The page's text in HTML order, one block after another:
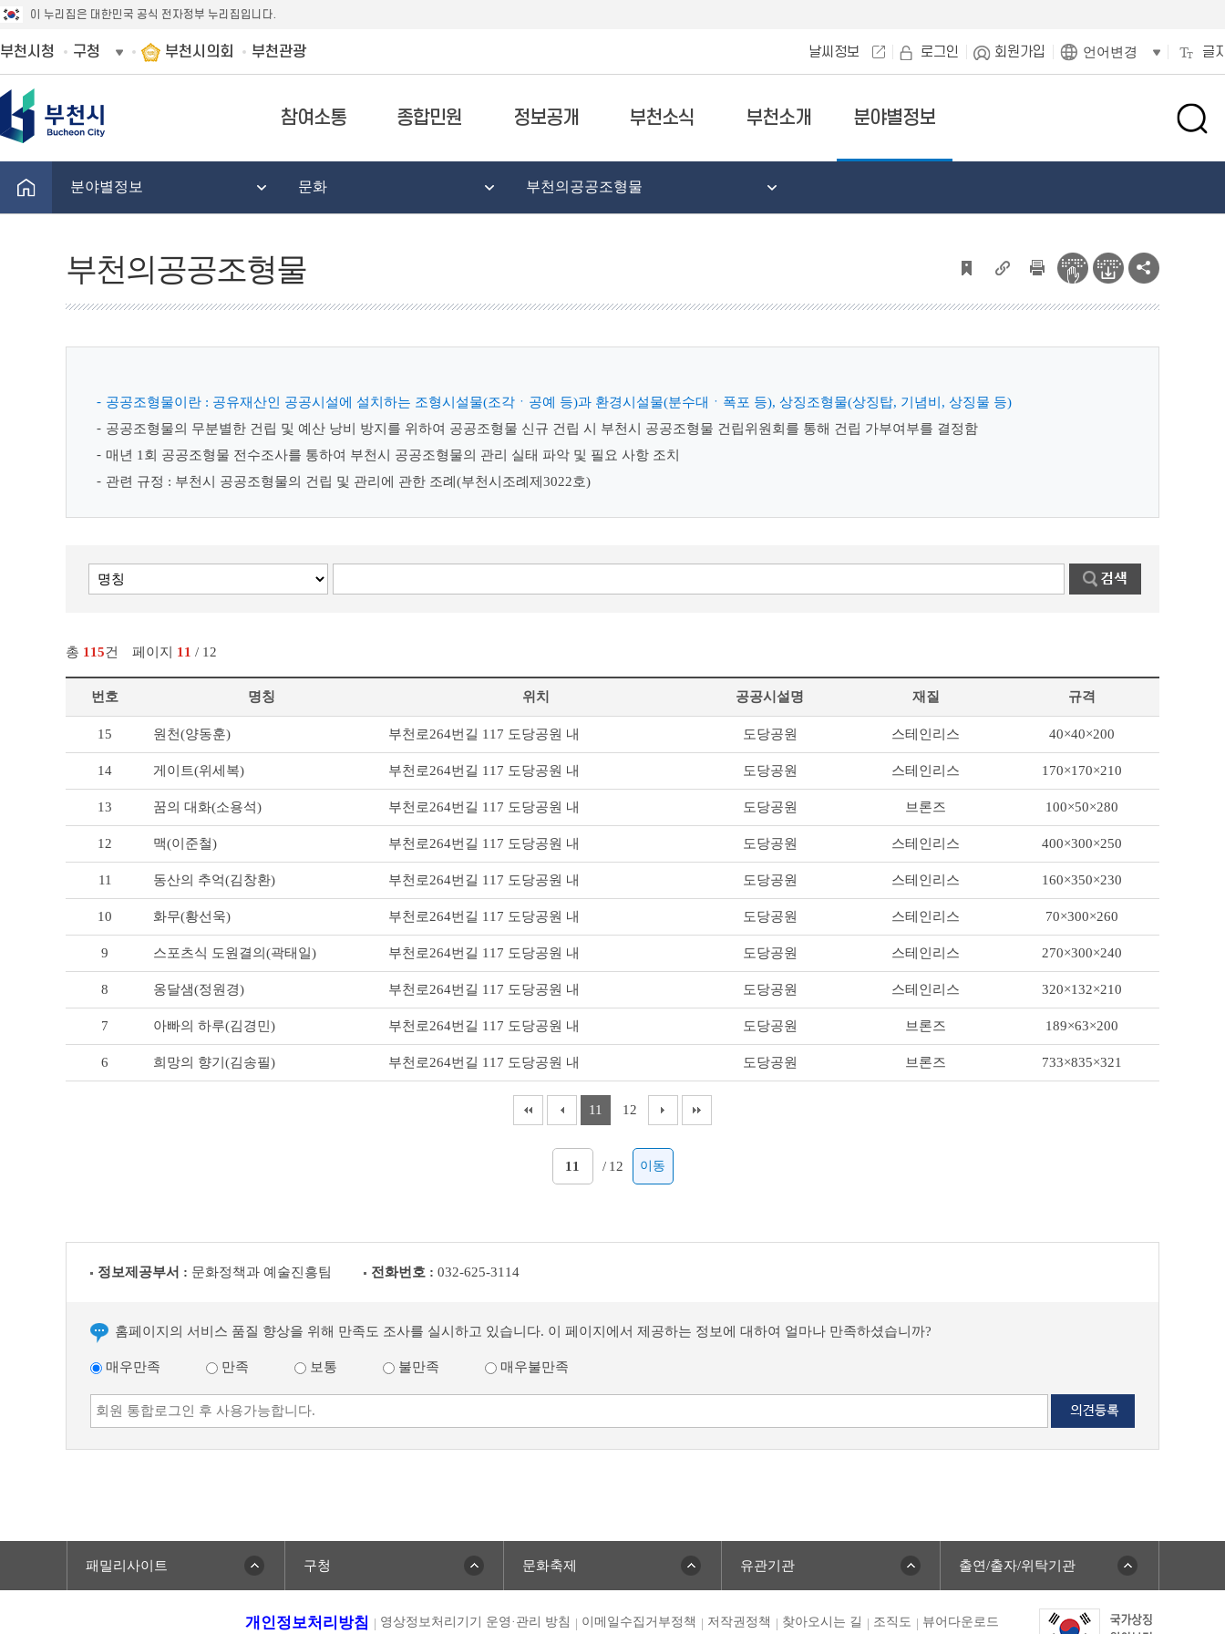
이 누리집은 대한민국 공식 전자정부 누리집입니다.
부천시청 구청 부천시의회 부천관광 날씨정보 로그인 회원가입 언어변경 글
참여소통 종합민원 정보공개 부천소식 부천소개 분야별정보
검
창
분야별정보 문화 부천의공공조형물
부천의공공조형물
공공조형물이란 : 공유재산인 공공시설에 설치하는 조형시설물(조각ㆍ공예 등)과 환경시설물(분수대ㆍ폭포 등), 상징조형물(상징탑, 기념비, 상징물 등)
공공조형물의 무분별한 건립 및 예산 낭비 방지를 위하여 공공조형물 신규 건립 시 부천시 공공조형물 건립위원회를 통해 건립 가부여부를 결정함
매년 1회 공공조형물 전수조사를 통하여 부천시 공공조형물의 관리 실태 파악 및 필요 사항 조치
관련 규정 : 부천시 공공조형물의 건립 및 관리에 관한 조례(부천시조례제3022호)
총 115건 페이지 11 / 12
형
스
테
블
번호 명칭 위치 공공시설명 재질 규격
15 원천(양동훈) 부천로264번길 117 도당공원 내 도당공원 스테인리스 40×40×200
14 게이트(위세복) 부천로264번길 117 도당공원 내 도당공원 스테인리스 170×170×210
13 꿈의 대화(소용석) 부천로264번길 117 도당공원 내 도당공원 브론즈 100×50×280
12 맥(이준철) 부천로264번길 117 도당공원 내 도당공원 스테인리스 400×300×250
11 동산의 추억(김창환) 부천로264번길 117 도당공원 내 도당공원 스테인리스 160×350×230
10 화무(황선욱) 부천로264번길 117 도당공원 내 도당공원 스테인리스 70×300×260
9 스포츠식 도원결의(곽태일) 부천로264번길 117 도당공원 내 도당공원 스테인리스 270×300×240
8 옹달샘(정원경) 부천로264번길 117 도당공원 내 도당공원 스테인리스 320×132×210
7 아빠의 하루(김경민) 부천로264번길 117 도당공원 내 도당공원 브론즈 189×63×200
6 희망의 향기(김송필) 부천로264번길 117 도당공원 내 도당공원 브론즈 733×835×321
11 12
/ 12 이동
정보제공부서 : 문화정책과 예술진흥팀 전화번호 : 032-625-3114
홈페이지의 서비스 품질 향상을 위해 만족도 조사를 실시하고 있습니다. 이 페이지에서 제공하는 정보에 대하여 얼마나 만족하셨습니까?
매우만족 만족 보통 불만족 매우불만족
패밀리사이트 구청 문화축제 유관기관 출연/출자/위탁기관
개인정보처리방침 영상정보처리기기 운영·관리 방침 이메일수집거부정책 저작권정책 찾아오시는 길 조직도 뷰어다운로드